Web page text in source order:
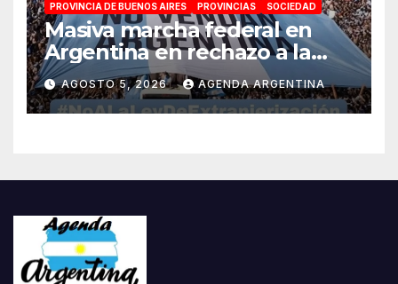
PROVINCIA DE BUENOS AIRES
PROVINCIAS SOCIEDAD
Masiva marcha federal en
Argentina en rechazo a la
reforma de la Ley de Tierras
impulsada por Milei: «La
soberanía no se negocia»
AGOSTO 5, 2026 AGENDA ARGENTINA